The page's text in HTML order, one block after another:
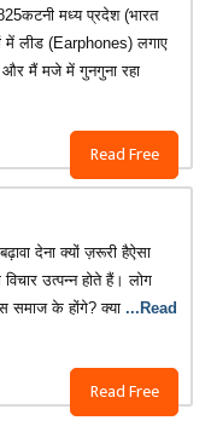
Read Free
मध्य प्रदेश (भारत
लीड (Earphones) लगाए
मैं मजे में गुनगुना रहा
Read Free
देना क्यों ज़रूरी हैऐसा
उत्पन्न होते हैं। लोग
के होंगे? क्या ...Read